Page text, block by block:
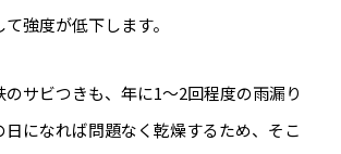
強度が低下します。
サビつきも、年に1～2回程度の雨漏り
日になれば問題なく乾燥するため、そこ